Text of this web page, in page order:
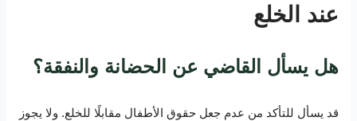
عند الخلع
هل يسأل القاضي عن الحضانة والنفقة؟
قد يسأل للتأكد من عدم جعل حقوق الأطفال مقابلًا للخلع. ولا يجوز